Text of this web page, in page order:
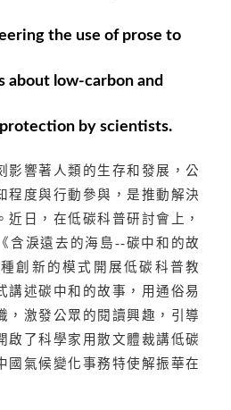
the use of prose to
about low-carbon and
by scientists.
影響著人類的生存和發展，公
程度與行動參與，是推動解決
近日，在低碳科普研討會上，
含淚遠去的海島--碳中和的故
創新的模式開展低碳科普教
講述碳中和的故事，用通俗易
，激發公眾的閱讀興趣，引導
啟了科學家用散文體裁講低碳
國氣候變化事務特使解振華在